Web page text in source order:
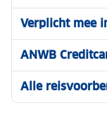
Verplicht mee
ANWB
Alle